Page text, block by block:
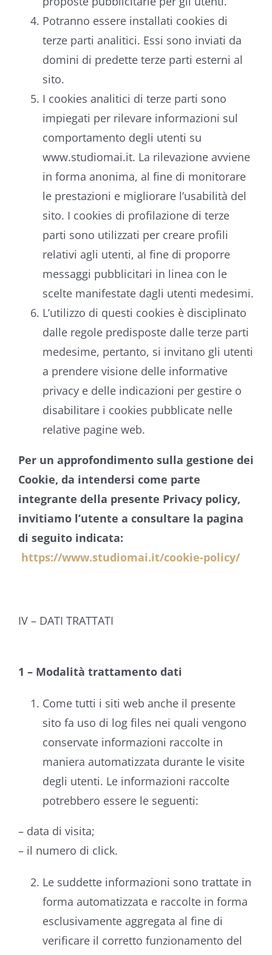
Potranno essere installati cookies di
terze parti analitici. Essi sono inviati da
domini di predette terze parti esterni al
sito.
I cookies analitici di terze parti sono
impiegati per rilevare informazioni sul
comportamento degli utenti su
www.studiomai.it. La rilevazione avviene
in forma anonima, al fine di monitorare
le prestazioni e migliorare l’usabilità del
sito. I cookies di profilazione di terze
parti sono utilizzati per creare profili
relativi agli utenti, al fine di proporre
messaggi pubblicitari in linea con le
scelte manifestate dagli utenti medesimi.
L’utilizzo di questi cookies è disciplinato
dalle regole predisposte dalle terze parti
medesime, pertanto, si invitano gli utenti
a prendere visione delle informative
privacy e delle indicazioni per gestire o
disabilitare i cookies pubblicate nelle
relative pagine web.
Per un approfondimento sulla gestione dei
Cookie, da intendersi come parte
integrante della presente Privacy policy,
invitiamo l’utente a consultare la pagina
di seguito indicata:
https://www.studiomai.it/cookie-policy/
IV – DATI TRATTATI
1 – Modalità trattamento dati
Come tutti i siti web anche il presente
sito fa uso di log files nei quali vengono
conservate informazioni raccolte in
maniera automatizzata durante le visite
degli utenti. Le informazioni raccolte
potrebbero essere le seguenti:
– data di visita;
– il numero di click.
Le suddette informazioni sono trattate in
forma automatizzata e raccolte in forma
esclusivamente aggregata al fine di
verificare il corretto funzionamento del